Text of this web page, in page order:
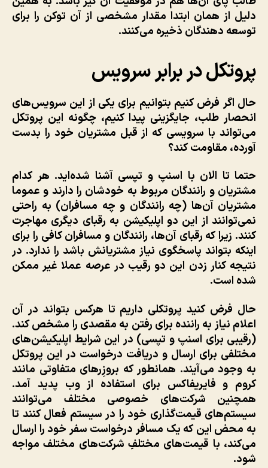
دلیل از همان ابتدا مقدار مشخصی از آن توکن را برای
توسعه دهندگان ذخیره می‌کنند.
پروتکل در برابر سرویس
حال اگر فرض کنیم بتوانیم برای یکی از این سرویس‌های
انحصار طلب، جایگزینی پیدا کنیم، چگونه این پروتکل
می‌تواند با سرویسی که از قبل مشتریان خود را بدست
آورده، مقاومت کند؟
حتما تا الان با اسنپ و تپسی آشنا شده‌اید. هر کدام
مشتریان و رانندگان مربوط به خودشان را دارند و عموما
مشتریان آن‌ها (چه رانندگان و چه مسافران) به راحتی
نمی‌توانند از این دو اپلیکیشن به رقبای دیگری مهاجرت
کنند. زیرا که رقبای آن‌ها، رانندگان و مسافران کافی را برای
اینکه بتواند پاسخگوی نیاز مشتریانش باشد را ندارد. در
نتیجه کنار زدن این دو رقیب در عرصه عملا غیر ممکن
شده است.
حال فرض کنید پروتکلی داریم تا هرکس بتواند در آن
اعلام نیاز به راننده برای رفتن به مقصدی را مشخص کند.
(رقیبی برای اسنپ و تپسی) در این شرایط اپلیکیشن‌های
مختلفی برای ارسال و دریافت درخواست در این پروتکل
به وجود می‌آیند. همانطور که بروزِرهای متفاوتی مانند
کروم و فایریفاکس برای استفاده از وب پدید آمد.
همچنین شرکت‌های خصوصی مختلف می‌توانند
سیستم‌های قیمت‌گذاری خود را در سیستم فعال کنند تا
به محض این که یک مسافر درخواست سفر خود را ارسال
می‌کند، با قیمت‌های مختلفِ شرکت‌های مختلف مواجه
شود.